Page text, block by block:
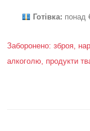
Готівка: понад
Заборонено: зброя,
алкоголю, продукти